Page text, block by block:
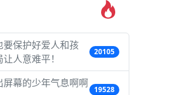
要保护好爱人和孩
人意难平！
20105
幕的少年气息啊啊
19528